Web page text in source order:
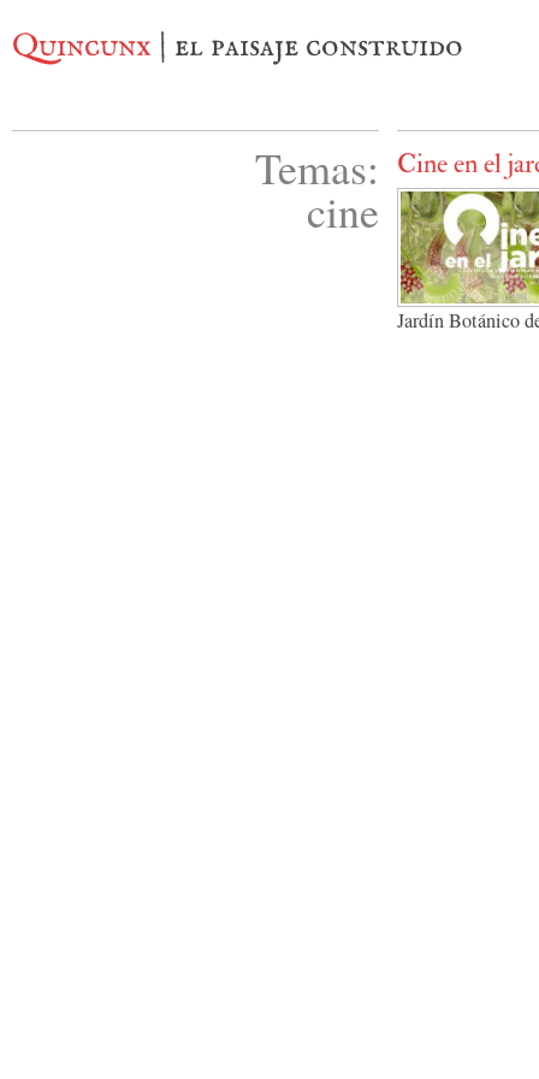
Quincunx | el paisaje construido
Temas:
cine
Cine en el
Jardín Botánico